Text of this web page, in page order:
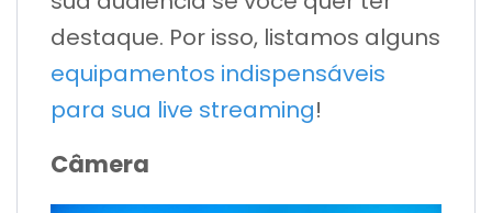
destaque. Por isso, listamos alguns
equipamentos indispensáveis
para sua live streaming!
Câmera